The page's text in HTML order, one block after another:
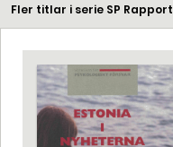
Fler titlar i serie SP Rapport